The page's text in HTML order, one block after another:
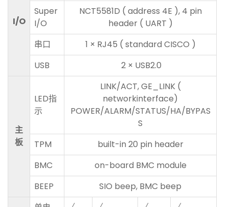
I/O
Super
I/O
NCT5581D ( address 4E ), 4 pin
header ( UART )
串口
1 × RJ45 ( standard CISCO )
USB
2 × USB2.0
主
板
LED指
示
LINK/ACT, GE_LINK (
networkinterface)
POWER/ALARM/STATUS/HA/BYPAS
S
TPM
built-in 20 pin header
BMC
on-board BMC module
BEEP
SIO beep, BMC beep